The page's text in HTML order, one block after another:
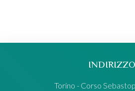
INDIRIZZO
Torino - Corso